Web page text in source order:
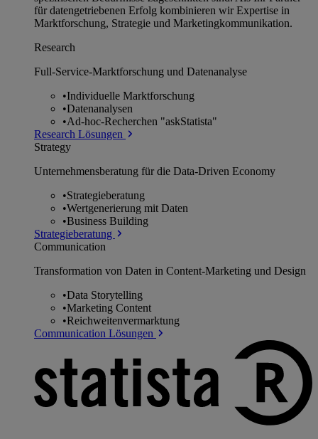
für datengetriebenen Erfolg kombinieren wir Expertise in
Marktforschung, Strategie und Marketingkommunikation.
Research
Full-Service-Marktforschung und Datenanalyse
•Individuelle Marktforschung
•Datenanalysen
•Ad-hoc-Recherchen "askStatista"
Research Lösungen
Strategy
Unternehmens­beratung für die Data-Driven Economy
•Strategieberatung
•Wertgenerierung mit Daten
•Business Building
Strategieberatung
Communication
Transformation von Daten in Content-Marketing und Design
•Data Storytelling
•Marketing Content
•Reichweitenvermarktung
Communication Lösungen